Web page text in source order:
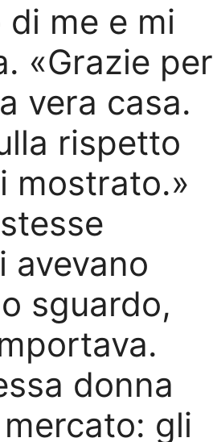
me e mi
«Grazie per
vera casa.
rispetto
mostrato.»
avevano
sguardo,
donna
gli